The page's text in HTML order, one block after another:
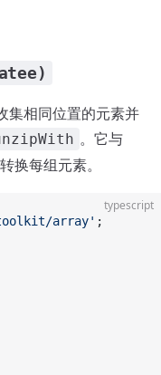
集相同位置的元素并
。它与
换每组元素。
typescript
array' ;